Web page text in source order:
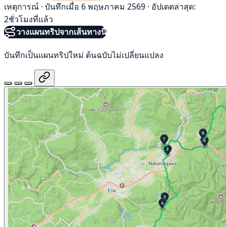
เหตุการณ์ · บันทึกเมื่อ 6 พฤษภาคม 2569 · อัปเดตล่าสุด:
2ชั่วโมงที่แล้ว
วางแผนทริปจากเส้นทางนี้
บันทึกเป็นแผนทริปใหม่ ต้นฉบับไม่เปลี่ยนแปลง